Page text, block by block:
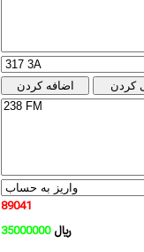
89041
35000000 ریال